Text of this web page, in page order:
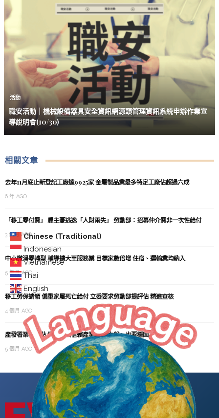
Chinese (Traditional)
Indonesian
Vietnamese
Thai
English
活動
職安活動｜機械設備器具安全資訊網源頭管理資訊系統申辦作業宣
導說明會(10/30)
相關文章
去年11月底止新登記工廠達9925家 金屬製品業最多特定工廠佔超過六成
6 年 AGO
「移工零付費」 雇主憂逃逸「人財兩失」 勞動部：招募仲介費非一次性給付
3 個月 AGO
中小微淨零轉型 輔導擴大至服務業 目標家數倍增 住宿、運輸業均納入
5 個月 AGO
移工勞保請領 偏重家屬死亡給付 立委要求勞動部提評估 精進查核
4 個月 AGO
產發署業務重點 續推五大信賴產業 「基本盤」也要穩固 傳統產業列重點
5 個月 AGO